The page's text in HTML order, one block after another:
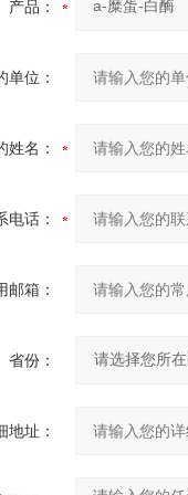
产品：
单位：
姓名：
电话：
邮箱：
省份：
地址：